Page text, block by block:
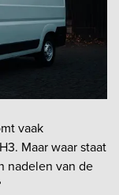
vaak
Maar waar staat
nadelen van de